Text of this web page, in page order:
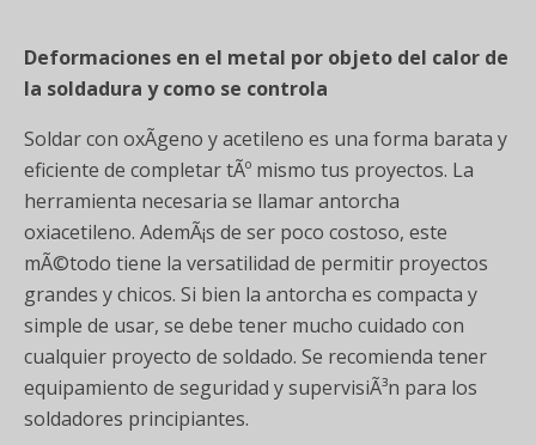
Deformaciones en el metal por objeto del calor de
la soldadura y como se controla
Soldar con oxÃ­geno y acetileno es una forma barata y
eficiente de completar tÃº mismo tus proyectos. La
herramienta necesaria se llamar antorcha
oxiacetileno. AdemÃ¡s de ser poco costoso, este
mÃ©todo tiene la versatilidad de permitir proyectos
grandes y chicos. Si bien la antorcha es compacta y
simple de usar, se debe tener mucho cuidado con
cualquier proyecto de soldado. Se recomienda tener
equipamiento de seguridad y supervisiÃ³n para los
soldadores principiantes.